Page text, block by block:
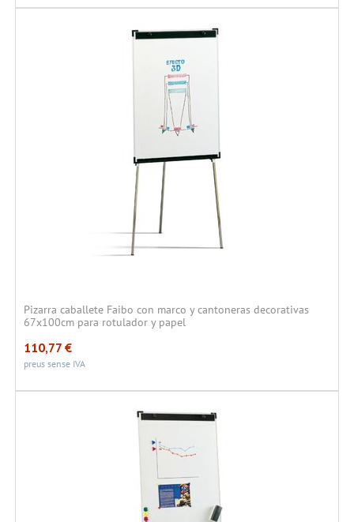
Pizarra caballete Faibo con marco y cantoneras decorativas
67x100cm para rotulador y papel
110,77 €
preus sense IVA